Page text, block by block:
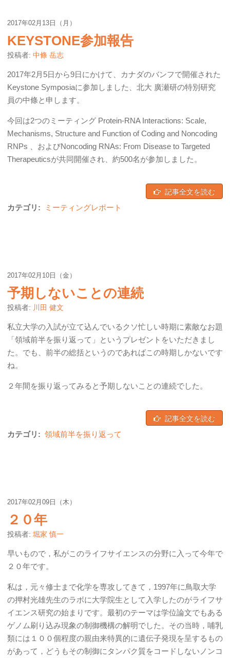
2017年02月13日（月）
KEYSTONE参加報告
投稿者: 中條 岳志
2017年2月5日から9日にかけて、カナダのバンフで開催された
Keystone Symposiaに参加しました、北大 廣瀬研の特別研究
員の中條と申します。
今回は2つのミーティング Protein-RNA Interactions: Scale,
Mechanisms, Structure and Function of Coding and Noncoding
RNPs 、およびNoncoding RNAs: From Disease to Targeted
Therapeuticsが共同開催され、約500名が参加しました。
記事全文を読む
カテゴリ: ミーティングレポート
2017年02月10日（金）
予期しないことの連続
投稿者: 川田 健文
私立大学の入試が立て込んでいるクソ忙しい時期に素敵なお題
「領域前半を振り返って」というプレゼントをいただきまし
た。でも、前半の総括というのであればこの時期しかないです
ね。
２年間を振り返ってみると予期しないことの連続でした。
記事全文を読む
カテゴリ: 領域前半を振り返って
2017年02月09日（木）
２０年
投稿者: 堀家 慎一
早いもので，私がこのライフサイエンスの分野に入って今年で
２０年です。
私は，元々修士まで化学を専攻してきて，1997年に鳥取大学
の押村光雄先生のラボに大学院生として入学したのがライフサ
イエンス研究の始まりです。最初のテーマは学位論文でもある
ゲノム刷り込み現象の制御機構の解明でした。その当時，哺乳
類には１００個程度の親由来特異的に遺伝子発現を呈するもの
があって，どうもその制御にタンパク質をコードしないノンコ